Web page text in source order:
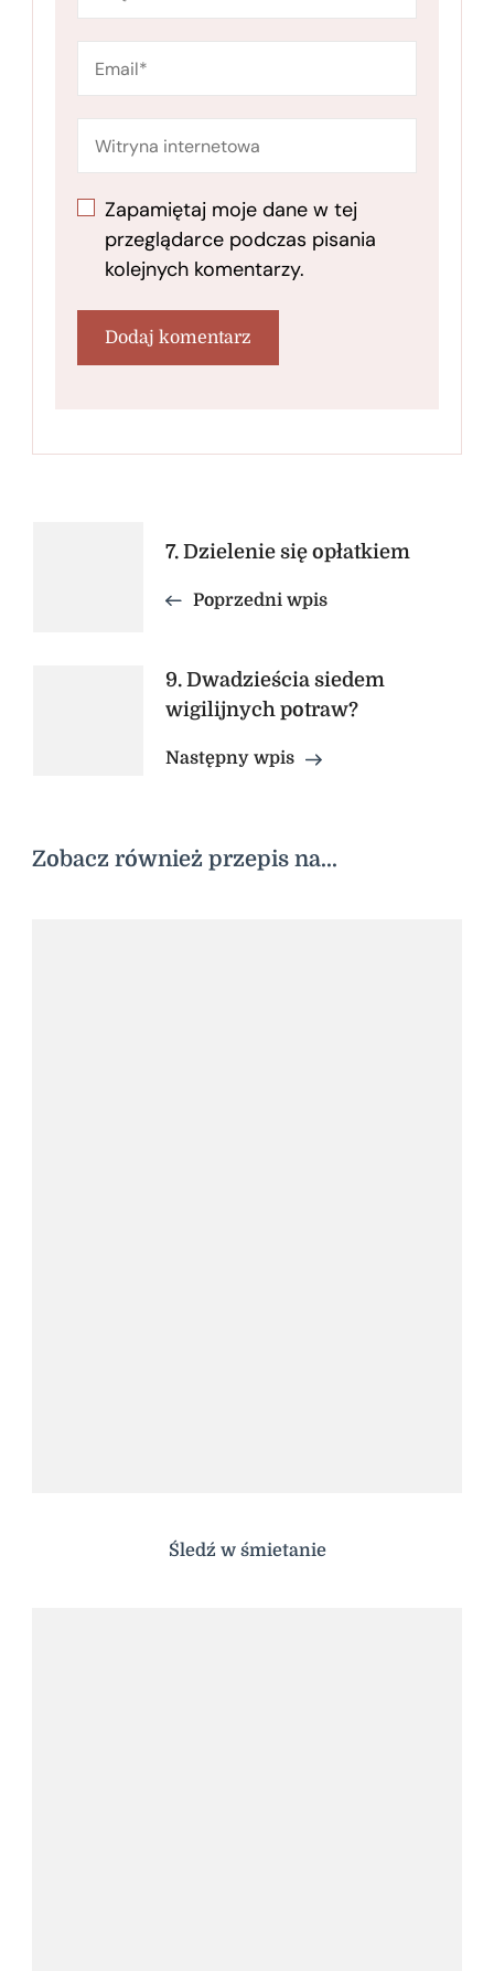
Zapamiętaj moje dane w tej
przeglądarce podczas pisania
kolejnych komentarzy.
Nawigacja7. Dzielenie się opłatkiem
Poprzedni wpis
9. Dwadzieścia siedem
wigilijnych potraw?
Następny wpis
Zobacz również przepis na...
Śledź w śmietanie